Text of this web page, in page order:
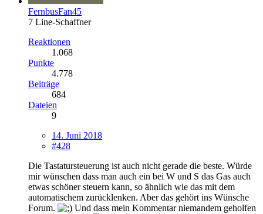
FernbusFan45
7 Line-Schaffner
Reaktionen
1.068
Punkte
4.778
Beiträge
684
Dateien
9
14. Juni 2018
#428
Die Tastatursteuerung ist auch nicht gerade die beste. Würde
mir wünschen dass man auch ein bei W und S das Gas auch
etwas schöner steuern kann, so ähnlich wie das mit dem
automatischem zurücklenken. Aber das gehört ins Wünsche
Forum.
Und dass mein Kommentar niemandem geholfen